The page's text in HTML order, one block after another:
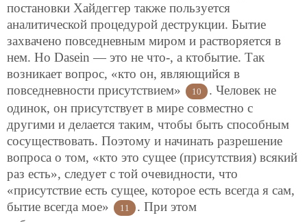
постановки Хайдеггер также пользуется
аналитической процедурой деструкции. Бытие
захвачено повседневным миром и растворяется в
нем. Но Dasein — это не что-, а ктобытие. Так
возникает вопрос, «кто он, являющийся в
повседневности присутствием»
10
. Человек не
одинок, он присутствует в мире совместно с
другими и делается таким, чтобы быть способным
сосуществовать. Поэтому и начинать разрешение
вопроса о том, «кто это сущее (присутствия) всякий
раз есть», следует с той очевидности, что
«присутствие есть сущее, которое есть всегда я сам,
бытие всегда мое»
11
. При этом